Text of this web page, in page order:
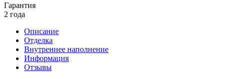
Гарантия
2 года
Описание
Отделка
Внутреннее наполнение
Информация
Отзывы